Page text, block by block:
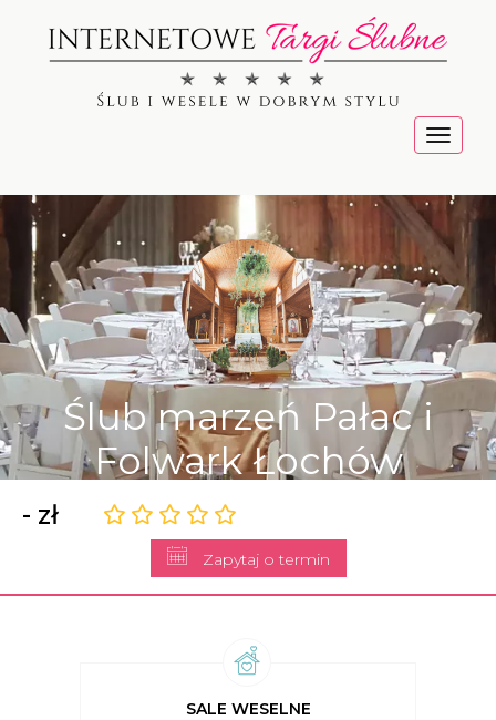
Menu
Ślub marzeń Pałac i
Folwark Łochów
- zł
Zapytaj o termin
SALE WESELNE